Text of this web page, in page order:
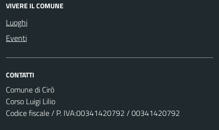
VIVERE IL COMUNE
Luoghi
Eventi
CONTATTI
Comune di Cirò
Corso Luigi Lilio
Codice fiscale / P. IVA:00341420792 / 00341420792